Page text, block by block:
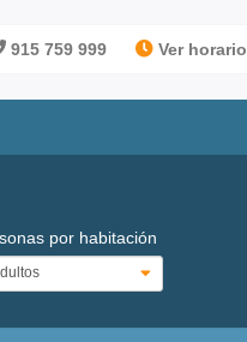
915 759 999 Ver horario
por habitación